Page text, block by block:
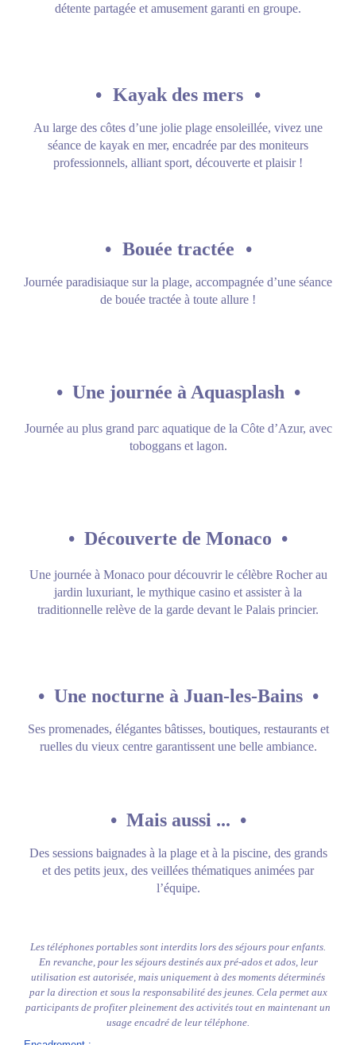
détente partagée et amusement garanti en groupe.
• Kayak des mers •
Au large des côtes d’une jolie plage ensoleillée, vivez une
séance de kayak en mer, encadrée par des moniteurs
professionnels, alliant sport, découverte et plaisir !
• Bouée tractée •
Journée paradisiaque sur la plage, accompagnée d’une séance
de bouée tractée à toute allure !
• Une journée à Aquasplash •
Journée au plus grand parc aquatique de la Côte d’Azur, avec
toboggans et lagon.
• Découverte de Monaco •
Une journée à Monaco pour découvrir le célèbre Rocher au
jardin luxuriant, le mythique casino et assister à la
traditionnelle relève de la garde devant le Palais princier.
• Une nocturne à Juan-les-Bains •
Ses promenades, élégantes bâtisses, boutiques, restaurants et
ruelles du vieux centre garantissent une belle ambiance.
• Mais aussi ... •
Des sessions baignades à la plage et à la piscine, des grands
et des petits jeux, des veillées thématiques animées par
l’équipe.
Les téléphones portables sont interdits lors des séjours pour enfants.
En revanche, pour les séjours destinés aux pré-ados et ados, leur
utilisation est autorisée, mais uniquement à des moments déterminés
par la direction et sous la responsabilité des jeunes. Cela permet aux
participants de profiter pleinement des activités tout en maintenant un
usage encadré de leur téléphone.